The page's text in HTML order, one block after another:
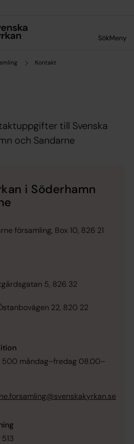
SökMeny
Kontakt
till Svenska
och Sandarne
i Söderhamn
församling, Box 10, 826 21
5, 826 32
22, 820 22
500 måndag–fredag 08.00–